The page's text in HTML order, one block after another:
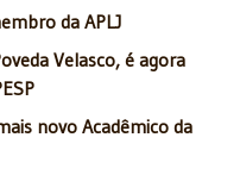
da APLJ
Velasco, é agora
novo Acadêmico da